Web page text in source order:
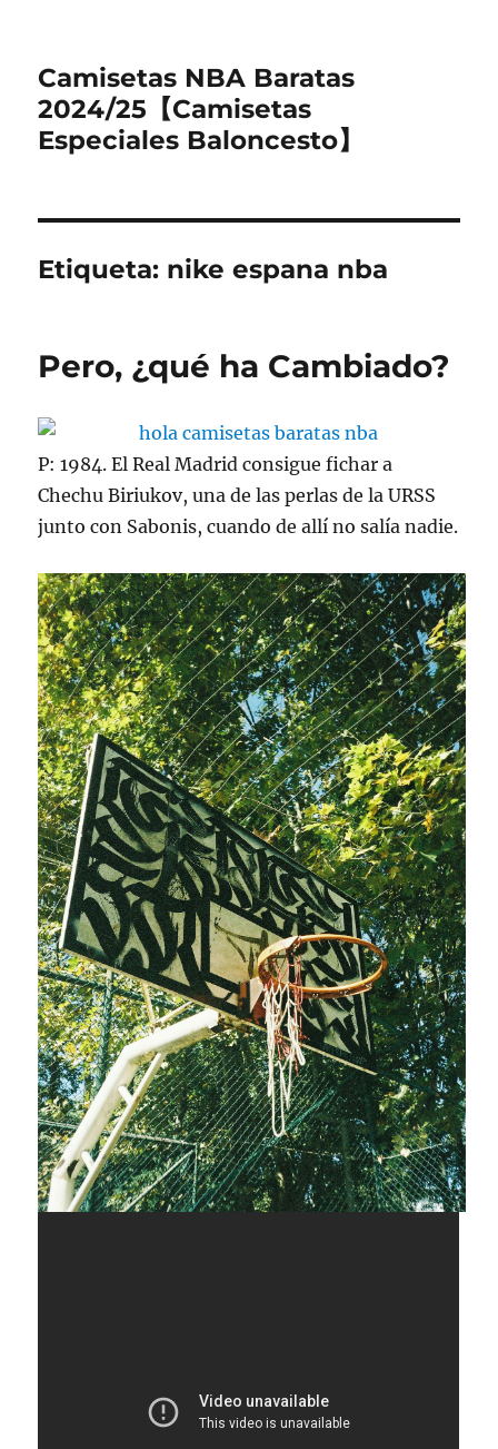
Camisetas NBA Baratas
2024/25【Camisetas
Especiales Baloncesto】
Etiqueta: nike espana nba
Pero, ¿qué ha Cambiado?
P: 1984. El Real Madrid consigue fichar a
Chechu Biriukov, una de las perlas de la URSS
junto con Sabonis, cuando de allí no salía nadie.